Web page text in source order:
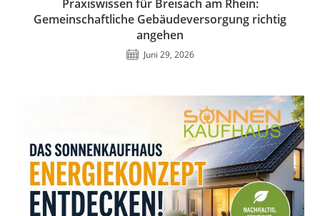
Praxiswissen für Breisach am Rhein:
Gemeinschaftliche Gebäudeversorgung richtig
angehen
Juni 29, 2026